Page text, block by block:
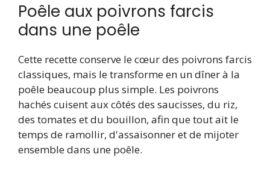
Poêle aux poivrons farcis
dans une poêle
Cette recette conserve le cœur des poivrons farcis
classiques, mais le transforme en un dîner à la
poêle beaucoup plus simple. Les poivrons
hachés cuisent aux côtés des saucisses, du riz,
des tomates et du bouillon, afin que tout ait le
temps de ramollir, d'assaisonner et de mijoter
ensemble dans une poêle.